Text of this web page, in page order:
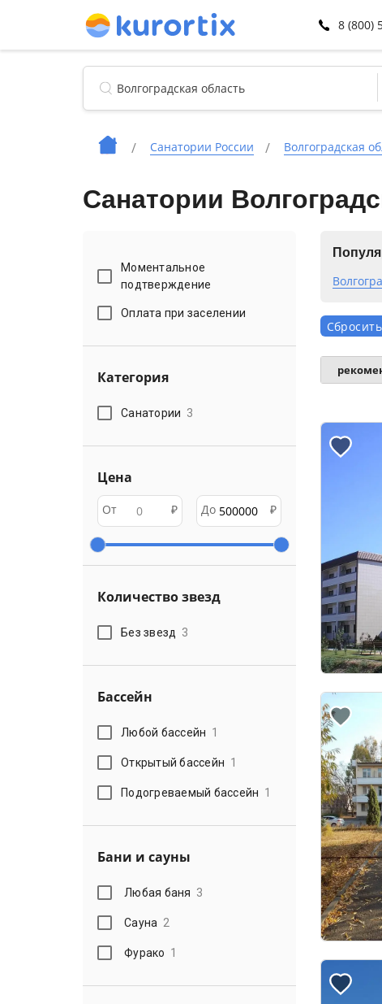
8 (800)
Санатории России Волгоградская
Санатории
Моментальное
подтверждение
Оплата при заселении
Категория
Санатории 3
Цена
От ₽ До ₽
Количество звезд
Без звезд 3
Бассейн
Любой бассейн 1
Открытый бассейн 1
Подогреваемый бассейн 1
Бани и сауны
Любая баня 3
Сауна 2
Фурако 1